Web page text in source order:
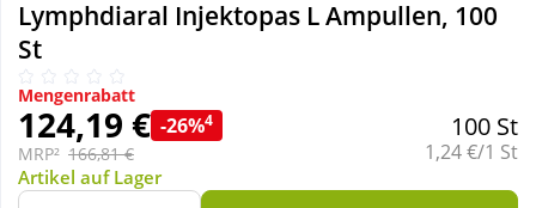
Natur & Homöopathie
Sanitätshaus
Sport & Fitness
Lymphdiaral Injektopas L Ampullen, 100
St
Mengenrabatt
124,19 € -26%4
MRP² 166,81 €
100 St
Grundpreis:
1,24 €/1 St
Artikel auf Lager